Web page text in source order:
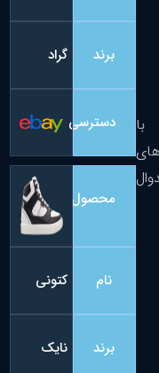
با
برند گراد
دسترسی
محصول
نام کتونی
برند نایک